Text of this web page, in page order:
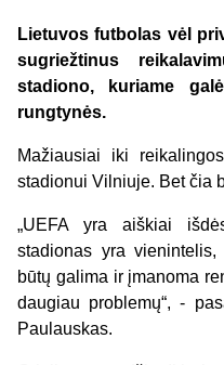
Lietuvos futbolas vėl
sugriežtinus
stadiono, kuriame
rungtynės.
Mažiausiai iki
stadionui Vilniuje. Bet čia
„UEFA yra aiškiai
stadionas yra
būtų galima ir įmanoma
daugiau problemų“, -
Paulauskas.